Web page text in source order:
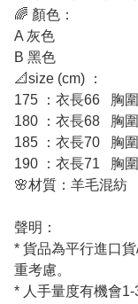
🌈 顏色：
A 灰色
B 黑色
📐size (cm) ：
175 ：衣長66 胸
180 ：衣長68 胸
185 ：衣長70 胸
190 ：衣長71 胸
🌸材質：羊毛混紡
聲明：
* 貨品為平行進口
重考慮。
* 人手量度有機會